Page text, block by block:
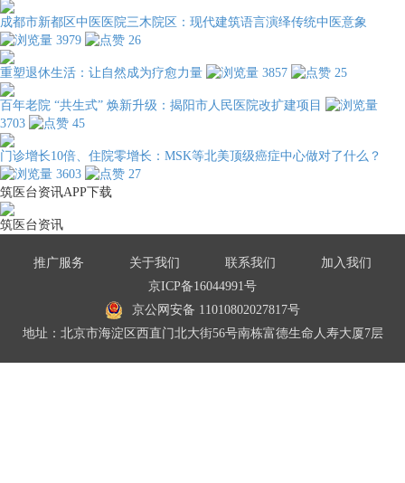
成都市新都区中医医院三木院区：现代建筑语言演绎传统中医意象
3979
26
重塑退休生活：让自然成为疗愈力量 3857 25
百年老院 “共生式” 焕新升级：揭阳市人民医院改扩建项目
3703
45
门诊增长10倍、住院零增长：MSK等北美顶级癌症中心做对了什么？
3603
27
筑医台资讯APP下载
筑医台资讯
推广服务 关于我们 联系我们
加入我们
京ICP备16044991号
京公网安备 11010802027817号
地址：北京市海淀区西直门北大街56号南栋富德生命人寿大厦7层